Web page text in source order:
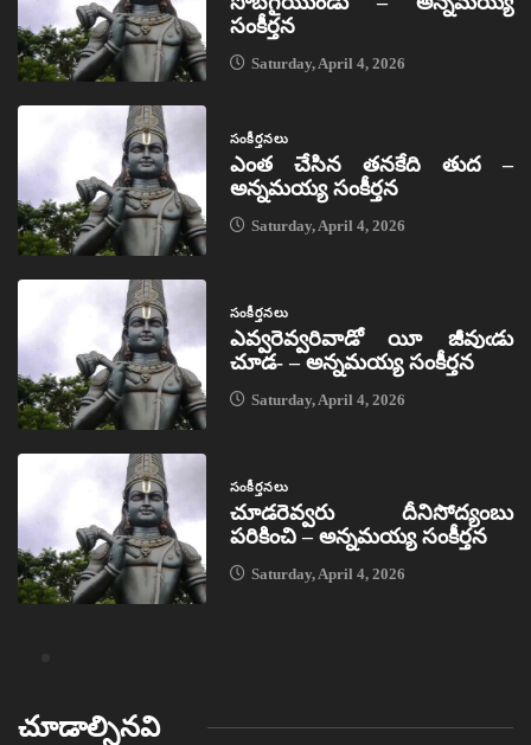
సంకీర్తన
Saturday, April 4, 2026
సంకీర్తనలు
ఎంత చేసిన తనకేది తుద –
అన్నమయ్య సంకీర్తన
Saturday, April 4, 2026
సంకీర్తనలు
ఎవ్వరెవ్వరివాడో యీ జీవుఁడు
చూడ- – అన్నమయ్య సంకీర్తన
Saturday, April 4, 2026
సంకీర్తనలు
చూడరెవ్వరు దీనిసోద్యంబు
పరికించి – అన్నమయ్య సంకీర్తన
Saturday, April 4, 2026
చూడాల్సినవి